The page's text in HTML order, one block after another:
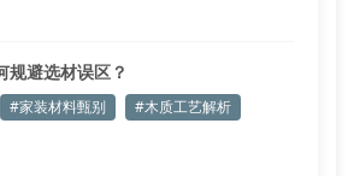
规避选材误区？
#家装材料甄别 #木质工艺解析